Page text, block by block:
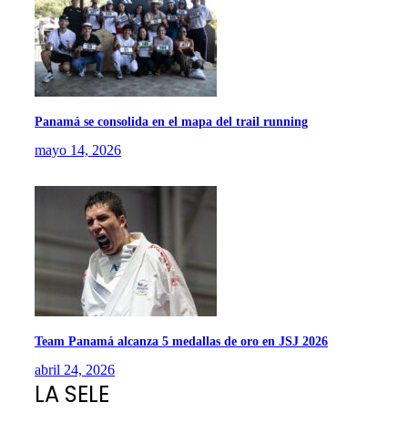
Panamá se consolida en el mapa del trail running
mayo 14, 2026
Team Panamá alcanza 5 medallas de oro en JSJ 2026
abril 24, 2026
LA SELE